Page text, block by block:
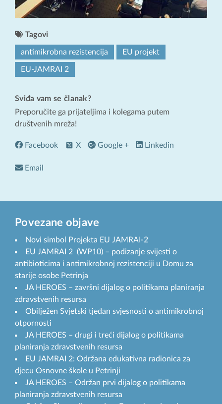
Tagovi
antimikrobna rezistencija EU projekt
EU-JAMRAI 2
Sviđa vam se članak?
Preporučite ga prijateljima i kolegama putem
društvenih mreža!
Facebook X Google + Linkedin
Email
Povezane objave
Novi simbol Projekta EU JAMRAI-2
EU JAMRAI 2 (WP10) – podizanje svijesti o
antibioticima i antimikrobnoj rezistenciji u Domu za
starije osobe Petrinja
JA HEROES – završni dijalog o politikama planiranja
zdravstvenih resursa
Obilježen Svjetski tjedan svjesnosti o antimikrobnoj
otpornosti
JA HEROES – drugi i treći dijalog o politikama
planiranja zdravstvenih resursa
EU JAMRAI 2: Održana edukativna radionica za
djecu Osnovne škole u Petrinji
JA HEROES – Održan prvi dijalog o politikama
planiranja zdravstvenih resursa